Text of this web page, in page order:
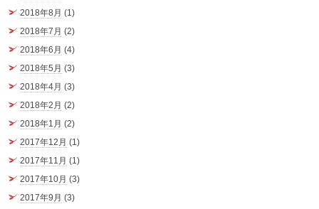
2018年8月 (1)
2018年7月 (2)
2018年6月 (4)
2018年5月 (3)
2018年4月 (3)
2018年2月 (2)
2018年1月 (2)
2017年12月 (1)
2017年11月 (1)
2017年10月 (3)
2017年9月 (3)